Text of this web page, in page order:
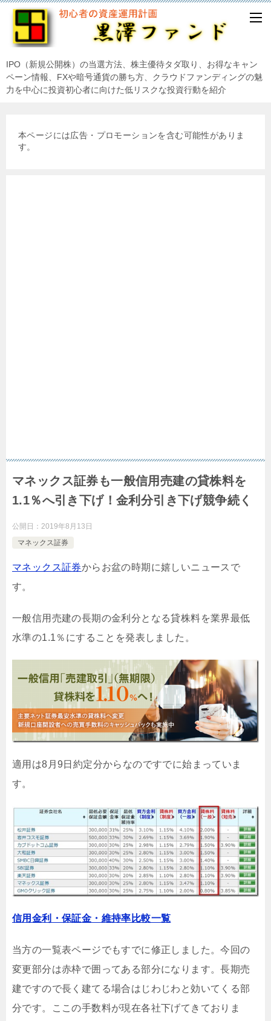
IPO（新規公開株）の当選方法、株主優待タダ取り、お得なキャン
ペーン情報、FXや暗号通貨の勝ち方、クラウドファンディングの魅
力を中心に投資初心者に向けた低リスクな投資行動を紹介
本ページには広告・プロモーションを含む可能性がありま
す。
マネックス証券も一般信用売建の貸株料を
1.1％へ引き下げ！金利分引き下げ競争続く
公開日： 2019年8月13日
マネックス証券
マネックス証券からお盆の時期に嬉しいニュースで
す。
一般信用売建の長期の金利分となる貸株料を業界最低
水準の1.1％にすることを発表しました。
適用は8月9日約定分からなのですでに始まっていま
す。
信用金利・保証金・維持率比較一覧
当方の一覧表ページでもすでに修正しました。今回の
変更部分は赤枠で囲ってある部分になります。長期売
建ですので長く建てる場合はじわじわと効いてくる部
分です。ここの手数料が現在各社下げてきておりま